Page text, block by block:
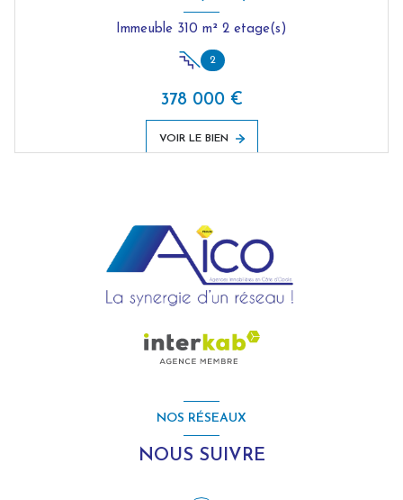
Immeuble 310 m² 2 etage(s)
2
378 000 €
VOIR LE BIEN
NOS RÉSEAUX
NOUS SUIVRE